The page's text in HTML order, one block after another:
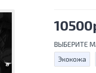
ВЫБЕРИТЕ
Экокожа